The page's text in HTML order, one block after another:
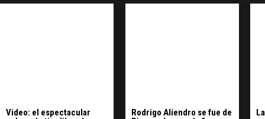
Video: el espectacular
Rodrigo Aliendro se fue de